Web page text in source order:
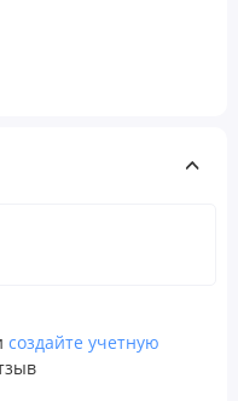
создайте учетную